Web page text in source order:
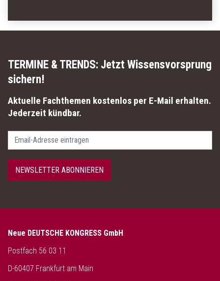
TERMINE & TRENDS: Jetzt Wissensvorsprung
sichern!
Aktuelle Fachthemen kostenlos per E-Mail erhalten.
Jederzeit kündbar.
Passwort
NEWSLETTER ABONNIEREN
Neue DEUTSCHE KONGRESS GmbH
Postfach 56 03 11
D-60407 Frankfurt am Main